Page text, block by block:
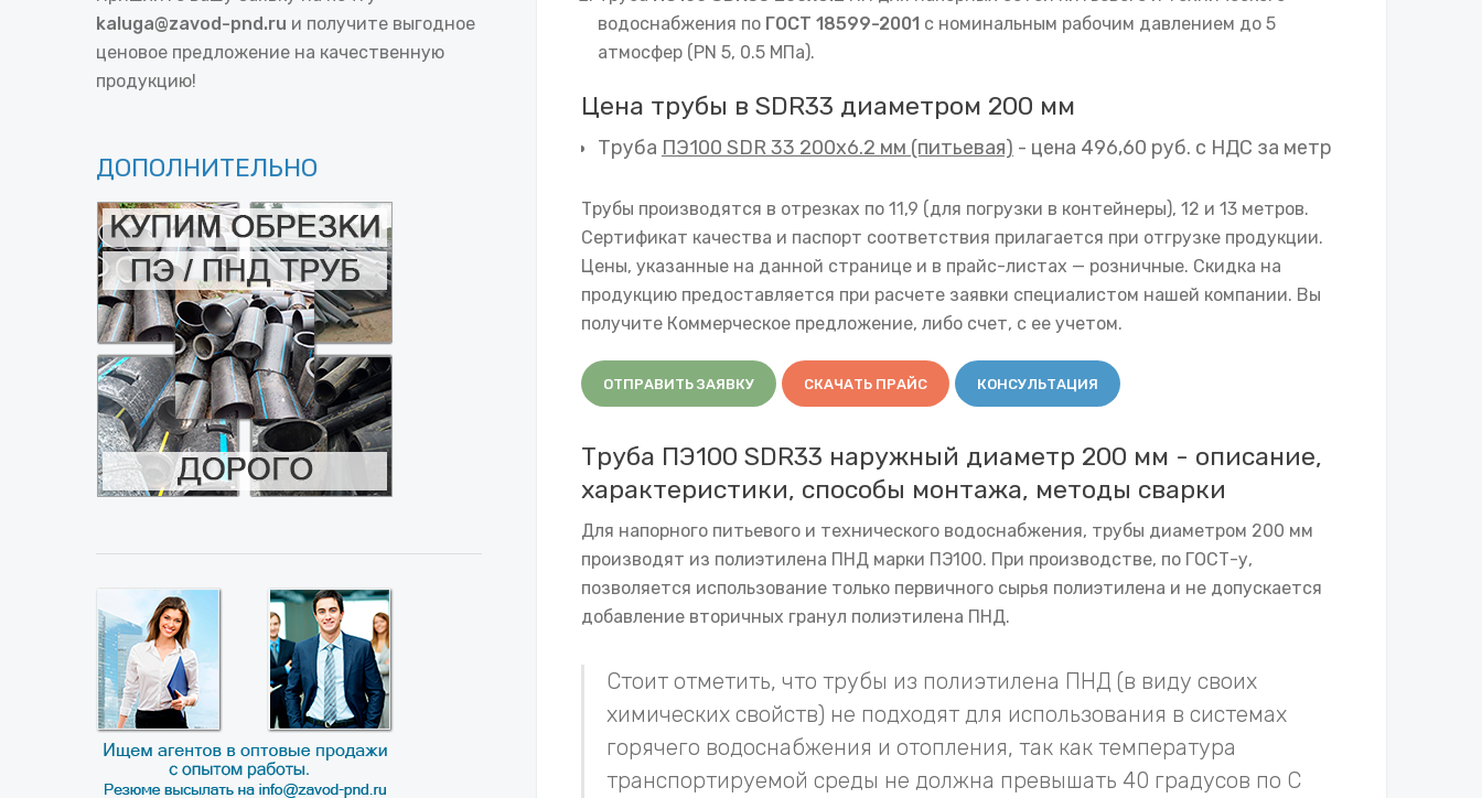
водоснабжения по ГОСТ 18599-2001 с номинальным рабочим давлением до 5
атмосфер (PN 5, 0.5 МПа).
Цена трубы в SDR33 диаметром 200 мм
Труба ПЭ100 SDR 33 200х6.2 мм (питьевая) - цена 496,60 руб. с НДС за метр
Трубы производятся в отрезках по 11,9 (для погрузки в контейнеры), 12 и 13 метров.
Сертификат качества и паспорт соответствия прилагается при отгрузке продукции.
Цены, указанные на данной странице и в прайс-листах — розничные. Скидка на
продукцию предоставляется при расчете заявки специалистом нашей компании. Вы
получите Коммерческое предложение, либо счет, с ее учетом.
ОТПРАВИТЬ ЗАЯВКУ СКАЧАТЬ ПРАЙС КОНСУЛЬТАЦИЯ
Труба ПЭ100 SDR33 наружный диаметр 200 мм - описание,
характеристики, способы монтажа, методы сварки
Для напорного питьевого и технического водоснабжения, трубы диаметром 200 мм
производят из полиэтилена ПНД марки ПЭ100. При производстве, по ГОСТ-у,
позволяется использование только первичного сырья полиэтилена и не допускается
добавление вторичных гранул полиэтилена ПНД.
Стоит отметить, что трубы из полиэтилена ПНД (в виду своих
химических свойств) не подходят для использования в системах
горячего водоснабжения и отопления, так как температура
транспортируемой среды не должна превышать 40 градусов по С
kaluga@zavod-pnd.ru и получите выгодное
ценовое предложение на качественную
продукцию!
ДОПОЛНИТЕЛЬНО